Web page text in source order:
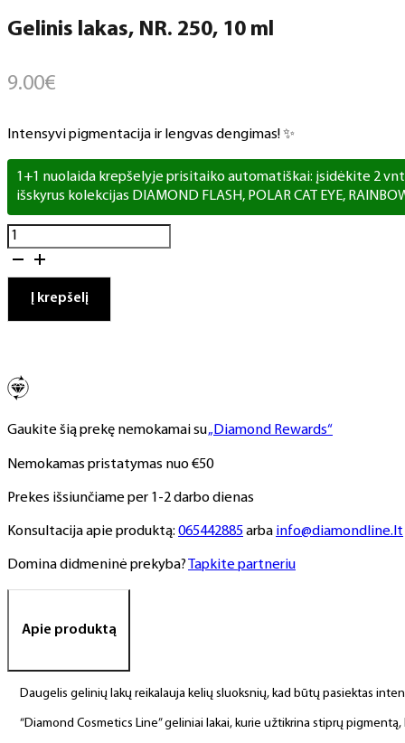
Gelinis lakas, NR. 250, 10 ml
9.00€
Intensyvi pigmentacija ir lengvas dengimas! ✨
1+1 nuolaida krepšelyje prisitaiko automatiškai: įsidėkite 2
išskyrus kolekcijas DIAMOND FLASH, POLAR CAT EYE,
produkto
kiekis:
lakas,
Į krepšelį
Gaukite šią prekę nemokamai su„Diamond Rewards“
Nemokamas pristatymas nuo €50
Prekes išsiunčiame per 1-2 darbo dienas
Konsultacija apie produktą: 065442885arba info@diamondline.lt
Domina didmeninė prekyba? Tapkite partneriu
Apie produktą
Daugelis gelinių lakų reikalauja kelių sluoksnių, kad būtų pasiektas
“Diamond Cosmetics Line” geliniai lakai, kurie užtikrina stiprų